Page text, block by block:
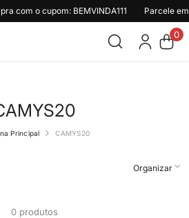
com o cupom: BEMVINDA111 Parcele
00
Principal CAMYS20
Organizar
0 produtos